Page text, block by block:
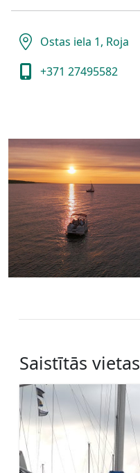
Ostas iela 1, Roja
+371 27495582
Saistītās vietas